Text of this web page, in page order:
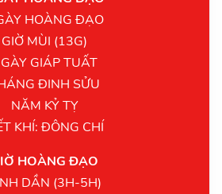
HOÀNG ĐẠO
GIỜ MÙI (13G)
GIÁP TUẤT
ĐINH SỬU
NĂM KỶ TỴ
KHÍ: ĐÔNG CHÍ
HOÀNG ĐẠO
DẦN (3H-5H)